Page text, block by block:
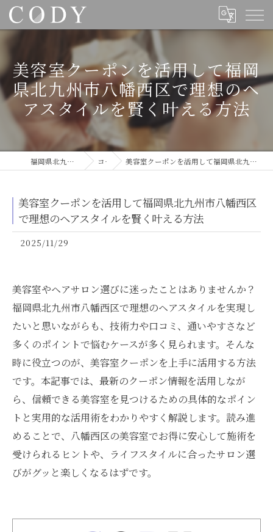
美容室クーポンを活用して福岡
県北九州市八幡西区で理想のヘ
アスタイルを賢く叶える方法
福岡県北九州の美容室ならCODY コラム 美容室クーポンを活用して福岡県北九州市八幡西区で理想のヘアスタイルを賢く叶える方法
美容室クーポンを活用して福岡県北九州市八幡西区
で理想のヘアスタイルを賢く叶える方法
2025/11/29
美容室やヘアサロン選びに迷ったことはありませんか？
福岡県北九州市八幡西区で理想のヘアスタイルを実現し
たいと思いながらも、技術力や口コミ、通いやすさなど
多くのポイントで悩むケースが多く見られます。そんな
時に役立つのが、美容室クーポンを上手に活用する方法
です。本記事では、最新のクーポン情報を活用しなが
ら、信頼できる美容室を見つけるための具体的なポイン
トと実用的な活用術をわかりやすく解説します。読み進
めることで、八幡西区の美容室でお得に安心して施術を
受けられるヒントや、ライフスタイルに合ったサロン選
びがグッと楽しくなるはずです。